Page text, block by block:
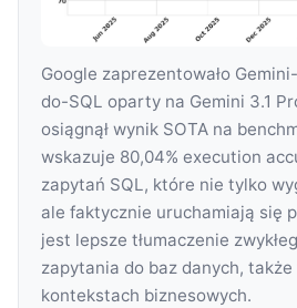
Google zaprezentowało
do-SQL oparty na Gemini 3.1
osiągnął wynik SOTA na
wskazuje 80,04% execution
zapytań SQL, które nie tylko
ale faktycznie uruchamiają się
jest lepsze tłumaczenie
zapytania do baz danych, także
kontekstach biznesowych.